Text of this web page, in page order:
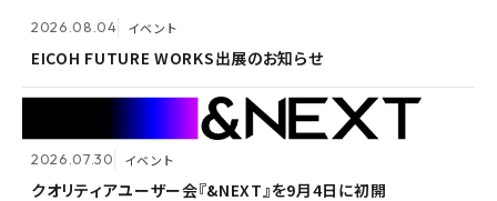
2026.08.04 イベント
EICOH FUTURE WORKS出展のお知らせ
2026.07.30 イベント
クオリティアユーザー会『&NEXT』を9月4日に初開
2026.08.04 イベント
EICOH FUTURE WORKS出展のお知らせ
2026.07.30 イベント
クオリティアユーザー会『&NEXT』を9月4日に初開
クオリティアユーザー会『&NEXT』を9月4日に初開
催 〜リアルな交流を通じて、経営理念「つなげる・つな
がる想いを未来へつなぐ」を体現〜
2026.07.09 自社ウェビナー